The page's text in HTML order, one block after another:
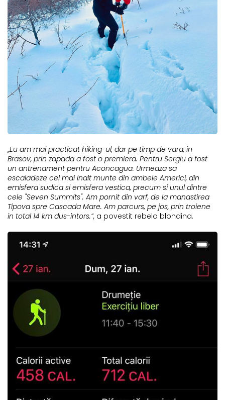
„Eu am mai practicat hiking-ul, dar pe timp de vara, in
Brasov, prin zapada a fost o premiera. Pentru Sergiu a fost
un antrenament pentru Aconcagua. Urmeaza sa
escaladeze cel mai inalt munte din ambele Americi, din
emisfera sudica si emisfera vestica, precum si unul dintre
cele "Seven Summits". Am pornit din varf, de la manastirea
Tipova spre Cascada Mare. Am parcurs, pe jos, prin troiene
in total 14 km dus-intors.”, a povestit rebela blondina.